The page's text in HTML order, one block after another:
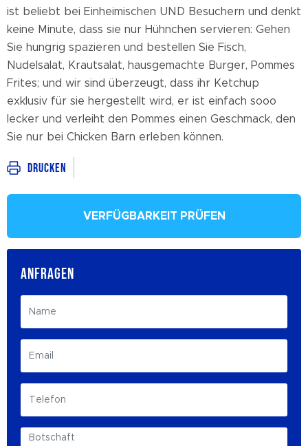
ist beliebt bei Einheimischen UND Besuchern und denkt
keine Minute, dass sie nur Hühnchen servieren: Gehen
Sie hungrig spazieren und bestellen Sie Fisch,
Nudelsalat, Krautsalat, hausgemachte Burger, Pommes
Frites; und wir sind überzeugt, dass ihr Ketchup
exklusiv für sie hergestellt wird, er ist einfach sooo
lecker und verleiht den Pommes einen Geschmack, den
Sie nur bei Chicken Barn erleben können.
Drucken
VERFÜGBARKEIT PRÜFEN
ANFRAGEN